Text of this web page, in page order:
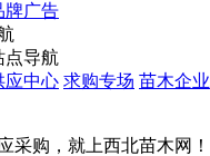
牌广告
点导航
应中心 求购专场 苗木企业
采购，就上西北苗木网！